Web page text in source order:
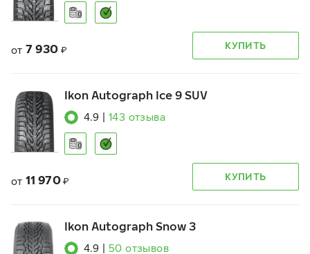
от 7 930 ₽ КУПИТЬ
Ikon Autograph Ice 9 SUV
4.9 143 отзыва
от 11 970 ₽ КУПИТЬ
Ikon Autograph Snow 3
4.9 50 отзывов